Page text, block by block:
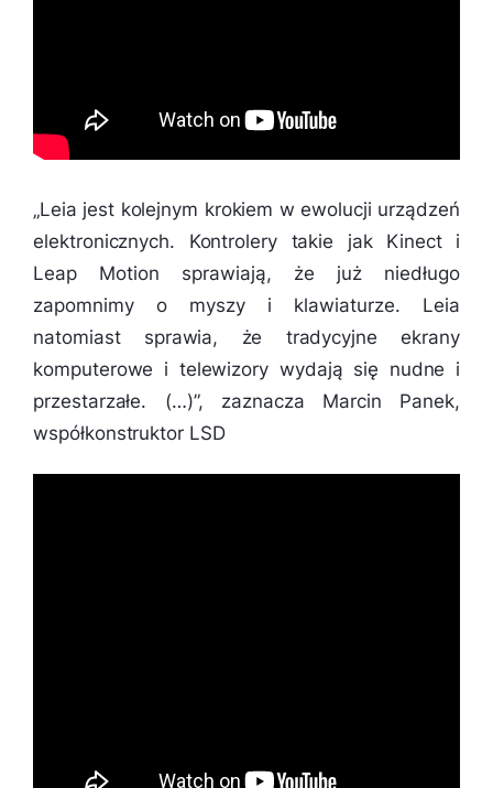
„Leia jest kolejnym krokiem w ewolucji urządzeń
elektronicznych. Kontrolery takie jak Kinect i
Leap Motion sprawiają, że już niedługo
zapomnimy o myszy i klawiaturze. Leia
natomiast sprawia, że tradycyjne ekrany
komputerowe i telewizory wydają się nudne i
przestarzałe. (…)”, zaznacza Marcin Panek,
współkonstruktor LSD